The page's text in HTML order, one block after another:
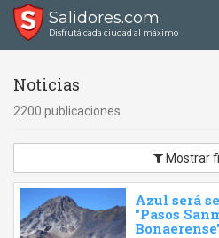
Salidores.com
Disfrutá cada ciudad al máximo
Noticias
2200 publicaciones
Mostrar
Azul será
"Pasos